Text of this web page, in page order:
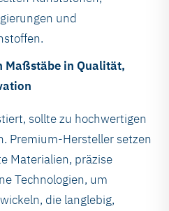
und
Maßstäbe in Qualität,
sollte zu hochwertigen
Premium-Hersteller setzen
Materialien, präzise
Technologien, um
die langlebig,